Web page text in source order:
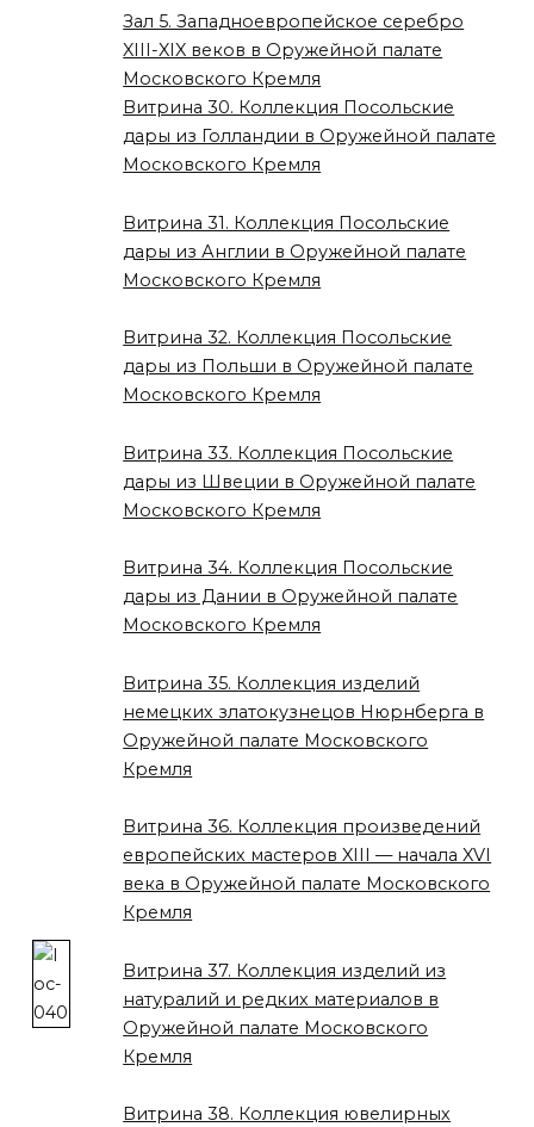
Зал 5. Западноевропейское серебро
XIII-XIX веков в Оружейной палате
Московского Кремля
Витрина 30. Коллекция Посольские
дары из Голландии в Оружейной палате
Московского Кремля
Витрина 31. Коллекция Посольские
дары из Англии в Оружейной палате
Московского Кремля
Витрина 32. Коллекция Посольские
дары из Польши в Оружейной палате
Московского Кремля
Витрина 33. Коллекция Посольские
дары из Швеции в Оружейной палате
Московского Кремля
Витрина 34. Коллекция Посольские
дары из Дании в Оружейной палате
Московского Кремля
Витрина 35. Коллекция изделий
немецких златокузнецов Нюрнберга в
Оружейной палате Московского
Кремля
Витрина 36. Коллекция произведений
европейских мастеров XIII — начала XVI
века в Оружейной палате Московского
Кремля
Витрина 37. Коллекция изделий из
натуралий и редких материалов в
Оружейной палате Московского
Кремля
Витрина 38. Коллекция ювелирных